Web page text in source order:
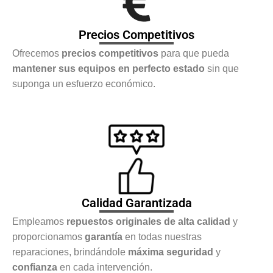
Precios Competitivos
Ofrecemos precios competitivos para que pueda
mantener sus equipos en perfecto estado sin que
suponga un esfuerzo económico.
Calidad Garantizada
Empleamos repuestos originales de alta calidad y
proporcionamos garantía en todas nuestras
reparaciones, brindándole máxima seguridad y
confianza en cada intervención.